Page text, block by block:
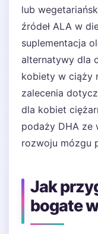
lub
źródeł ALA w
suplementacja
alternatywy dla
kobiety w ciąży
zalecenia
dla kobiet
podaży DHA ze
rozwoju mózgu
Jak
bogate